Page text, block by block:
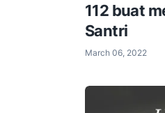
112 buat
Santri
March 06, 2022